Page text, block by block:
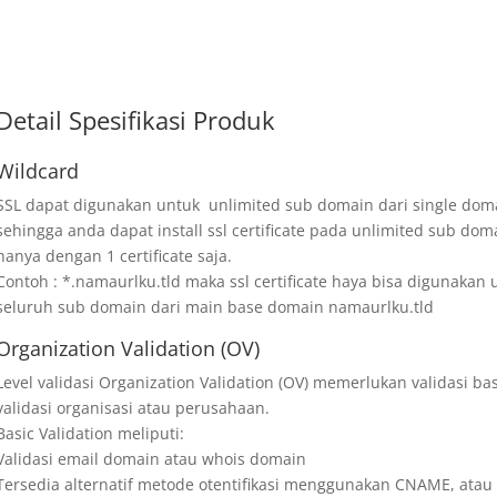
Spesifikasi Produk
dapat digunakan untuk unlimited sub domain dari single
anda dapat install ssl certificate pada unlimited sub
dengan 1 certificate saja.
: *.namaurlku.tld maka ssl certificate haya bisa digunakan
sub domain dari main base domain namaurlku.tld
Validation (OV)
validasi Organization Validation (OV) memerlukan validasi
organisasi atau perusahaan.
Validation meliputi:
email domain atau whois domain
alternatif metode otentifikasi menggunakan CNAME, atau